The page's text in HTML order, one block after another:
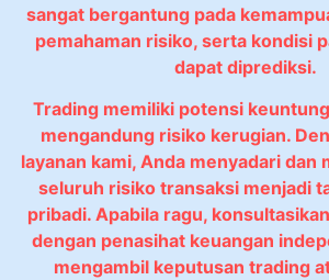
sangat bergantung pada
pemahaman risiko, serta kondisi
dapat diprediksi.
Trading memiliki potensi
mengandung risiko kerugian.
layanan kami, Anda menyadari dan
seluruh risiko transaksi menjadi
pribadi. Apabila ragu,
dengan penasihat keuangan
mengambil keputusan trading